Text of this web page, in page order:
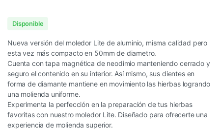
Disponible
Nueva versión del moledor Lite de aluminio, misma calidad pero
esta vez más compacto en 50mm de diametro.
Cuenta con tapa magnética de neodimio manteniendo cerrado y
seguro el contenido en su interior. Así mismo, sus dientes en
forma de diamante mantiene en movimiento las hierbas logrando
una molienda uniforme.
Experimenta la perfección en la preparación de tus hierbas
favoritas con nuestro moledor Lite. Diseñado para ofrecerte una
experiencia de molienda superior.